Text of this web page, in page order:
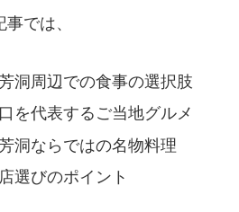
では、
洞周辺での食事の選択肢
を代表するご当地グルメ
洞ならではの名物料理
選びのポイント